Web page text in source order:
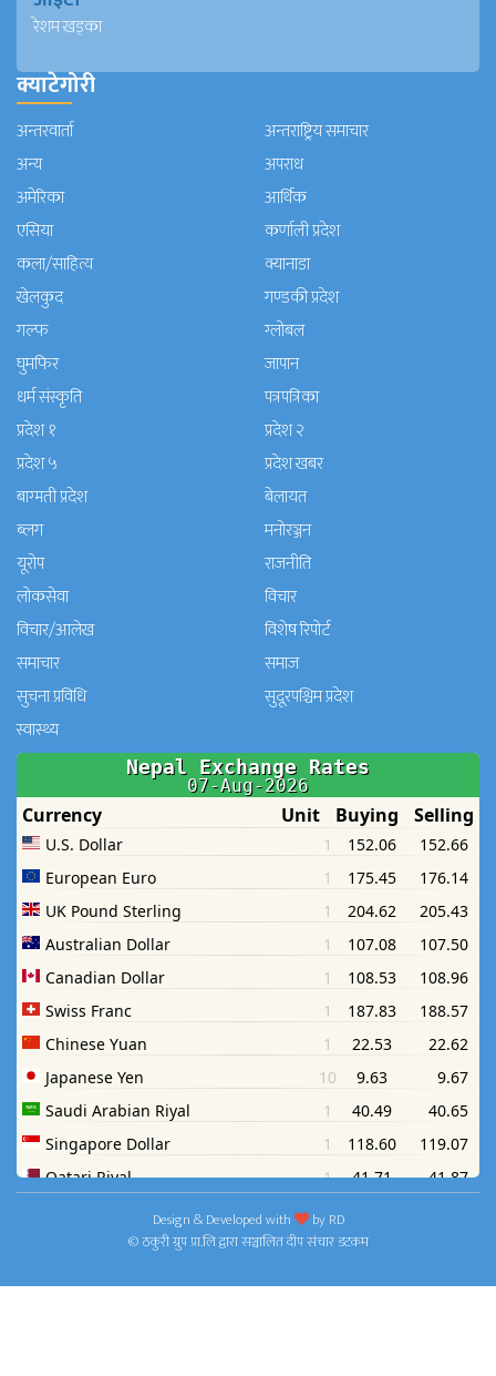
रेशम खड्का
क्याटेगोरी
अन्तरवार्ता
अन्तराष्ट्रिय समाचार
अन्य
अपराध
अमेरिका
आर्थिक
एसिया
कर्णाली प्रदेश
कला/साहित्य
क्यानाडा
खेलकुद
गण्डकी प्रदेश
गल्फ
ग्लोबल
घुमफिर
जापान
धर्म संस्कृति
पत्रपत्रिका
प्रदेश १
प्रदेश २
प्रदेश ५
प्रदेश खबर
बाग्मती प्रदेश
बेलायत
ब्लग
मनाेरञ्जन
यूरोप
राजनीति
लोकसेवा
विचार
विचार/आलेख
विशेष रिपोर्ट
समाचार
समाज
सुचना प्रविधि
सुदूरपश्चिम प्रदेश
स्वास्थ्य
Design & Developed with byRD
© ठकुरी ग्रुप प्रा.लि द्वारा सञ्चालित दीप संचार डटकम